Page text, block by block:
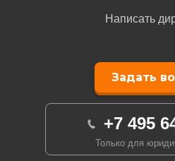
Написать
Задать
+7 495
Только для